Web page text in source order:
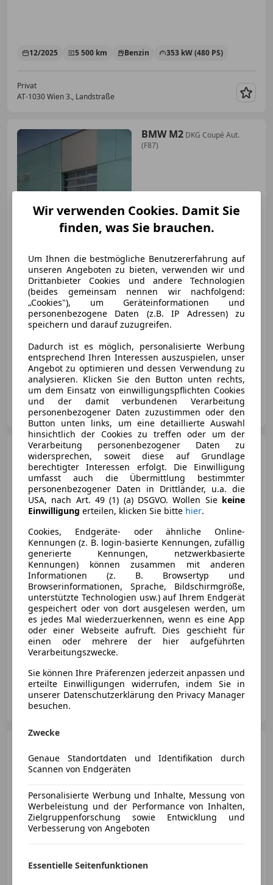
12/2025 5 500 km Benzin 353 kW (480 PS)
Privat
AT-1030 Wien 3., Landstraße
BMW M2 DKG Coupé Aut.
(F87)
€ 41 500
12/2016 111 430 km Benzin 272 kW (370 PS)
Privat
AT-2483 Ebreichsdorf
BMW M2
Competition DKG
Coupé Aut
€ 64 000
Privat
AT-3430 Tulln an der Donau
Coupe
€ 52 590
Wir verwenden Cookies. Damit Sie
finden, was Sie brauchen.
Um Ihnen die bestmögliche Benutzererfahrung auf
unseren Angeboten zu bieten, verwenden wir und
Drittanbieter Cookies und andere Technologien
(beides gemeinsam nennen wir nachfolgend:
„Cookies"), um Geräteinformationen und
personenbezogene Daten (z.B. IP Adressen) zu
speichern und darauf zuzugreifen.
Dadurch ist es möglich, personalisierte Werbung
entsprechend Ihren Interessen auszuspielen, unser
Angebot zu optimieren und dessen Verwendung zu
analysieren. Klicken Sie den Button unten rechts,
um dem Einsatz von einwilligungspflichten Cookies
und der damit verbundenen Verarbeitung
personenbezogener Daten zuzustimmen oder den
Button unten links, um eine detaillierte Auswahl
hinsichtlich der Cookies zu treffen oder um der
Verarbeitung personenbezogener Daten zu
widersprechen, soweit diese auf Grundlage
berechtigter Interessen erfolgt. Die Einwilligung
umfasst auch die Übermittlung bestimmter
personenbezogener Daten in Drittländer, u.a. die
USA, nach Art. 49 (1) (a) DSGVO. Wollen Sie keine
Einwilligung erteilen, klicken Sie bitte hier.
Cookies, Endgeräte- oder ähnliche Online-
Kennungen (z. B. login-basierte Kennungen, zufällig
generierte Kennungen, netzwerkbasierte
Kennungen) können zusammen mit anderen
Informationen (z. B. Browsertyp und
Browserinformationen, Sprache, Bildschirmgröße,
unterstützte Technologien usw.) auf Ihrem Endgerät
gespeichert oder von dort ausgelesen werden, um
es jedes Mal wiederzuerkennen, wenn es eine App
oder einer Webseite aufruft. Dies geschieht für
einen oder mehrere der hier aufgeführten
Verarbeitungszwecke.
Sie können Ihre Präferenzen jederzeit anpassen und
erteilte Einwilligungen widerrufen, indem Sie in
unserer Datenschutzerklärung den Privacy Manager
besuchen.
Zwecke
Genaue Standortdaten und Identifikation durch
Scannen von Endgeräten
Personalisierte Werbung und Inhalte, Messung von
Werbeleistung und der Performance von Inhalten,
Zielgruppenforschung sowie Entwicklung und
Verbesserung von Angeboten
Essentielle Seitenfunktionen